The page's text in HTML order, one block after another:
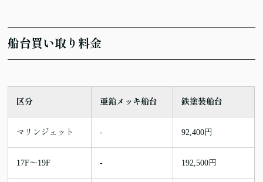
船台買い取り料金
区分 亜鉛メッキ船台 鉄塗装船台
マリンジェット - 92,400円
17F〜19F - 192,500円